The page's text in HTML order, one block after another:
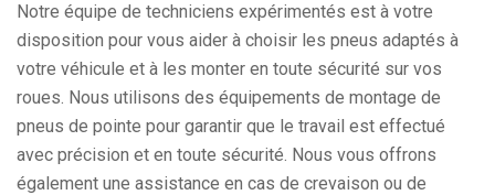
Notre équipe de techniciens expérimentés est à votre
disposition pour vous aider à choisir les pneus adaptés à
votre véhicule et à les monter en toute sécurité sur vos
roues. Nous utilisons des équipements de montage de
pneus de pointe pour garantir que le travail est effectué
avec précision et en toute sécurité. Nous vous offrons
également une assistance en cas de crevaison ou de